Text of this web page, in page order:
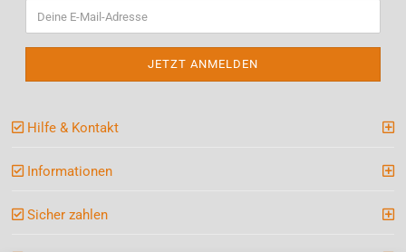
Hilfe & Kontakt
Informationen
Sicher zahlen